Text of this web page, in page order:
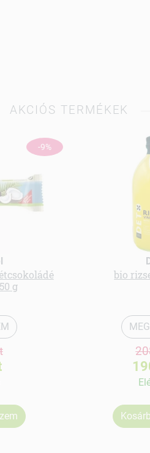
AKCIÓS TERMÉKEK
-9%
g
bio